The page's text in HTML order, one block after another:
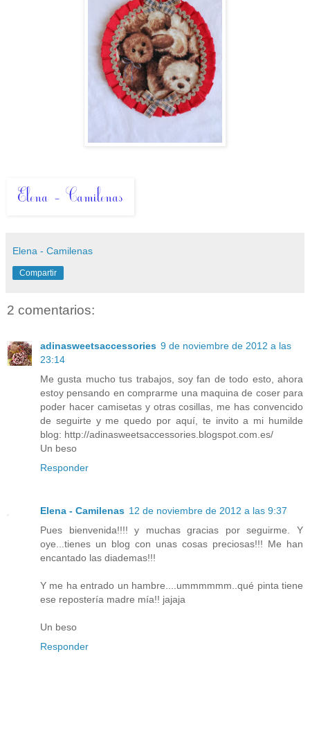
Elena - Camilenas
Compartir
2 comentarios:
adinasweetsaccessories 9 de noviembre de 2012 a las
23:14
Me gusta mucho tus trabajos, soy fan de todo esto, ahora
estoy pensando en comprarme una maquina de coser para
poder hacer camisetas y otras cosillas, me has convencido
de seguirte y me quedo por aquí, te invito a mi humilde
blog: http://adinasweetsaccessories.blogspot.com.es/
Un beso
Responder
Elena - Camilenas 12 de noviembre de 2012 a las 9:37
Pues bienvenida!!!! y muchas gracias por seguirme. Y
oye...tienes un blog con unas cosas preciosas!!! Me han
encantado las diademas!!!
Y me ha entrado un hambre....ummmmmm..qué pinta tiene
ese repostería madre mía!! jajaja
Un beso
Responder